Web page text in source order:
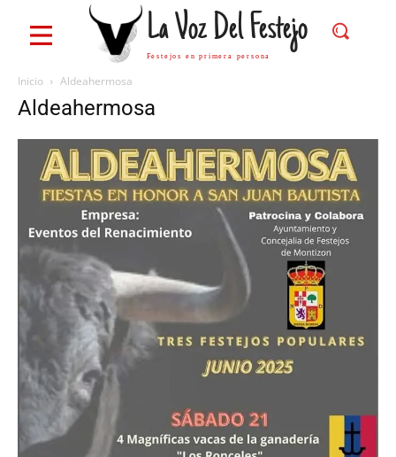
La Voz Del Festejo
Festejos en primera persona
Inicio Aldeahermosa
Aldeahermosa